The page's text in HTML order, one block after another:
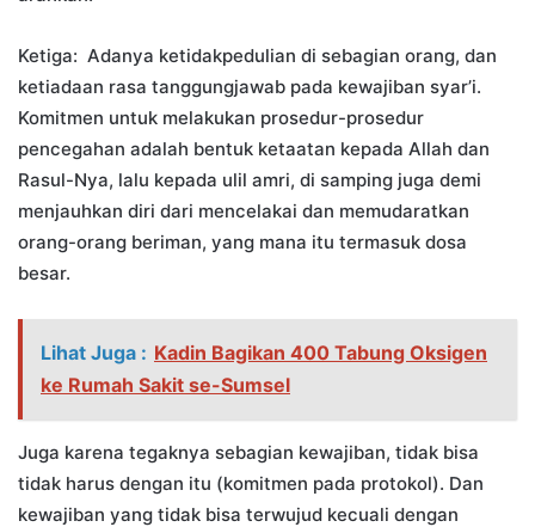
Ketiga: Adanya ketidakpedulian di sebagian orang, dan
ketiadaan rasa tanggungjawab pada kewajiban syar’i.
Komitmen untuk melakukan prosedur-prosedur
pencegahan adalah bentuk ketaatan kepada Allah dan
Rasul-Nya, lalu kepada ulil amri, di samping juga demi
menjauhkan diri dari mencelakai dan memudaratkan
orang-orang beriman, yang mana itu termasuk dosa
besar.
Lihat Juga : Kadin Bagikan 400 Tabung Oksigen
ke Rumah Sakit se-Sumsel
Juga karena tegaknya sebagian kewajiban, tidak bisa
tidak harus dengan itu (komitmen pada protokol). Dan
kewajiban yang tidak bisa terwujud kecuali dengan